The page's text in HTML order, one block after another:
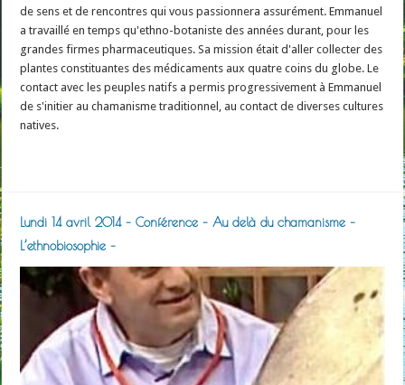
de sens et de rencontres qui vous passionnera assurément. Emmanuel
a travaillé en temps qu'ethno-botaniste des années durant, pour les
grandes firmes pharmaceutiques. Sa mission était d'aller collecter des
plantes constituantes des médicaments aux quatre coins du globe. Le
contact avec les peuples natifs a permis progressivement à Emmanuel
de s'initier au chamanisme traditionnel, au contact de diverses cultures
natives.
Lundi 14 avril 2014 – Conférence – Au delà du chamanisme –
L’ethnobiosophie –